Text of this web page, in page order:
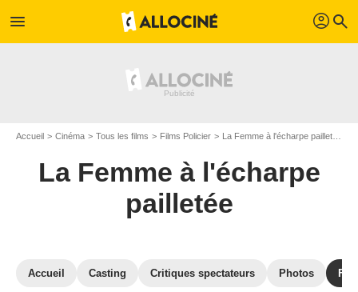
menu profil search
Accueil Cinéma Tous les films Films Policier La Femme à l'écharpe pailletée
La Femme à l'écharpe
pailletée
Accueil Casting Critiques spectateurs Photos